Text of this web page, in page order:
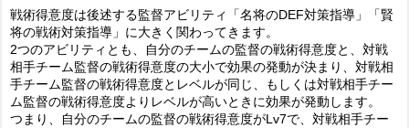
戦術得意度は後述する監督アビリティ「名将のDEF対策指導」「賢
将の戦術対策指導」に大きく関わってきます。
2つのアビリティとも、自分のチームの監督の戦術得意度と、対戦
相手チーム監督の戦術得意度の大小で効果の発動が決まり、対戦相
手チーム監督の戦術得意度とレベルが同じ、もしくは対戦相手チー
ム監督の戦術得意度よりレベルが高いときに効果が発動します。
つまり、自分のチームの監督の戦術得意度がLv7で、対戦相手チー